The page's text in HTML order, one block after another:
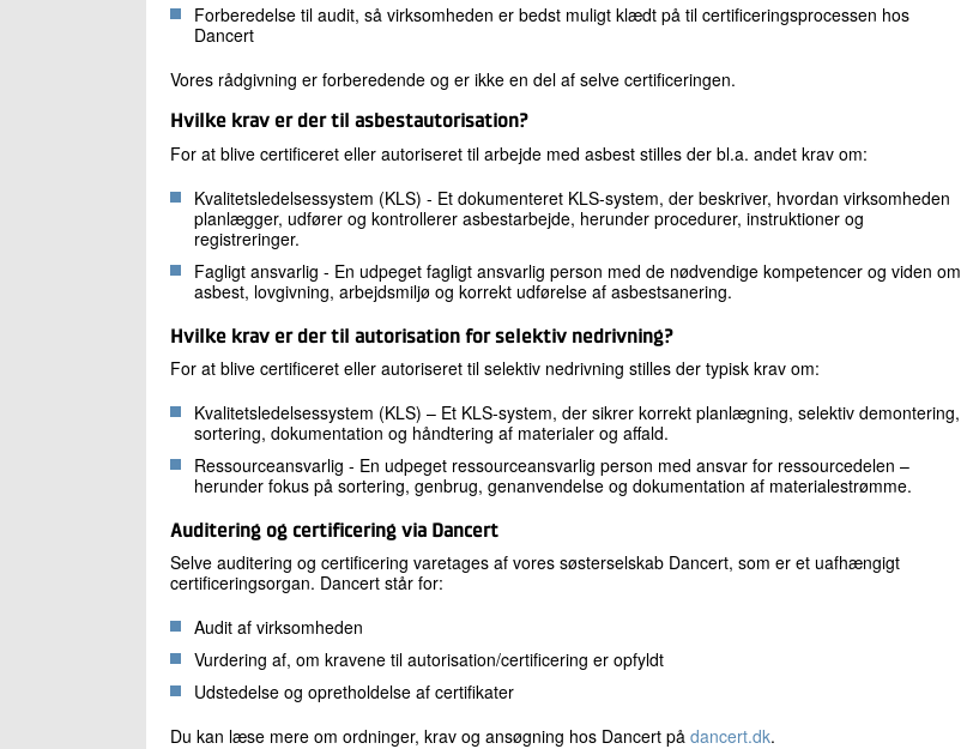
Forberedelse til audit, så virksomheden er bedst muligt klædt på til certificeringsprocessen hos
Dancert
Vores rådgivning er forberedende og er ikke en del af selve certificeringen.
Hvilke krav er der til asbestautorisation?
For at blive certificeret eller autoriseret til arbejde med asbest stilles der bl.a. andet krav om:
Kvalitetsledelsessystem (KLS) - Et dokumenteret KLS-system, der beskriver, hvordan virksomheden
planlægger, udfører og kontrollerer asbestarbejde, herunder procedurer, instruktioner og
registreringer.
Fagligt ansvarlig - En udpeget fagligt ansvarlig person med de nødvendige kompetencer og viden om
asbest, lovgivning, arbejdsmiljø og korrekt udførelse af asbestsanering.
Hvilke krav er der til autorisation for selektiv nedrivning?
For at blive certificeret eller autoriseret til selektiv nedrivning stilles der typisk krav om:
Kvalitetsledelsessystem (KLS) – Et KLS-system, der sikrer korrekt planlægning, selektiv demontering,
sortering, dokumentation og håndtering af materialer og affald.
Ressourceansvarlig - En udpeget ressourceansvarlig person med ansvar for ressourcedelen –
herunder fokus på sortering, genbrug, genanvendelse og dokumentation af materialestrømme.
Auditering og certificering via Dancert
Selve auditering og certificering varetages af vores søsterselskab Dancert, som er et uafhængigt
certificeringsorgan. Dancert står for:
Audit af virksomheden
Vurdering af, om kravene til autorisation/certificering er opfyldt
Udstedelse og opretholdelse af certifikater
Du kan læse mere om ordninger, krav og ansøgning hos Dancert på dancert.dk.